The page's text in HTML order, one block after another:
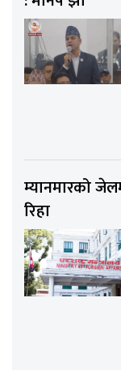
म्यानमारको
रिहा